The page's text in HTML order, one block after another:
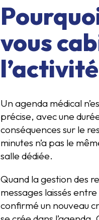
vous
l’activité
Un agenda médical
précise, avec une
conséquences sur le
minutes n’a pas le
salle dédiée.
Quand la gestion des
messages laissés
confirmé un nouveau